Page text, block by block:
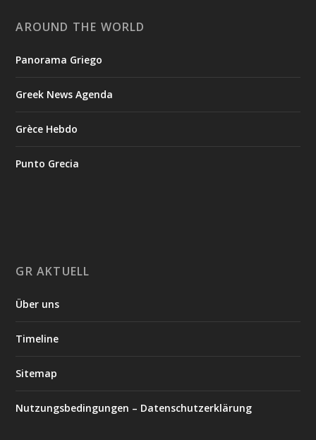
AROUND THE WORLD
Panorama Griego
Greek News Agenda
Grèce Hebdo
Punto Grecia
GR AKTUELL
Über uns
Timeline
Sitemap
Nutzungsbedingungen – Datenschutzerklärung